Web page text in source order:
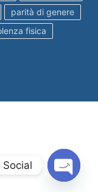
parità di genere
fisica
Social